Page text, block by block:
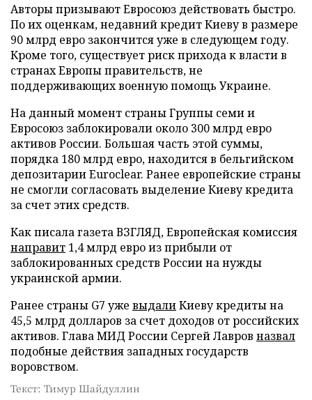
Авторы призывают Евросоюз действовать быстро.
По их оценкам, недавний кредит Киеву в размере
90 млрд евро закончится уже в следующем году.
Кроме того, существует риск прихода к власти в
странах Европы правительств, не
поддерживающих военную помощь Украине.
На данный момент страны Группы семи и
Евросоюз заблокировали около 300 млрд евро
активов России. Большая часть этой суммы,
порядка 180 млрд евро, находится в бельгийском
депозитарии Euroclear. Ранее европейские страны
не смогли согласовать выделение Киеву кредита
за счет этих средств.
Как писала газета ВЗГЛЯД, Европейская комиссия
направит 1,4 млрд евро из прибыли от
заблокированных средств России на нужды
украинской армии.
Ранее страны G7 уже выдалиКиеву кредиты на
45,5 млрд долларов за счет доходов от российских
активов. Глава МИД России Сергей Лавров назвал
подобные действия западных государств
воровством.
Текст: Тимур Шайдуллин